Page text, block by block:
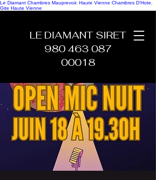
Le Diamant Chambres Mauprevoir. Haute Vienne Chambres D'Hote
Gite Haute Vienne
LE DIAMANT SIRET
980 463 087
00018